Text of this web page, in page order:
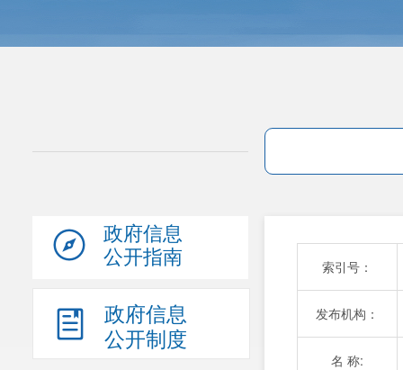
政府信息
公开指南
政府信息
公开制度
索引号：
发布机构：
名 称: